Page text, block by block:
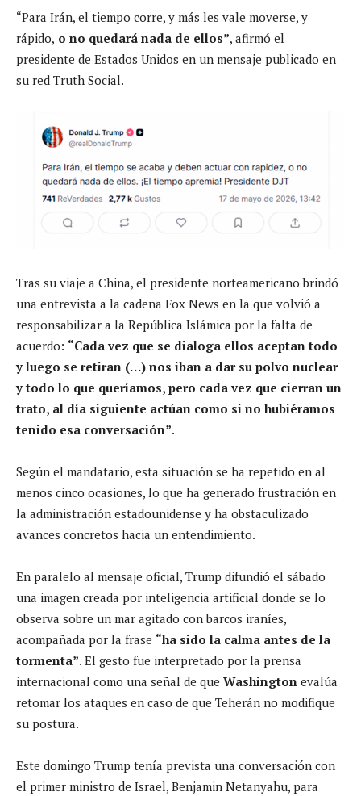
“Para Irán, el tiempo corre, y más les vale moverse, y
rápido, o no quedará nada de ellos”, afirmó el
presidente de Estados Unidos en un mensaje publicado en
su red Truth Social.
Tras su viaje a China, el presidente norteamericano brindó
una entrevista a la cadena Fox News en la que volvió a
responsabilizar a la República Islámica por la falta de
acuerdo: “Cada vez que se dialoga ellos aceptan todo
y luego se retiran (…) nos iban a dar su polvo nuclear
y todo lo que queríamos, pero cada vez que cierran un
trato, al día siguiente actúan como si no hubiéramos
tenido esa conversación”.
Según el mandatario, esta situación se ha repetido en al
menos cinco ocasiones, lo que ha generado frustración en
la administración estadounidense y ha obstaculizado
avances concretos hacia un entendimiento.
En paralelo al mensaje oficial, Trump difundió el sábado
una imagen creada por inteligencia artificial donde se lo
observa sobre un mar agitado con barcos iraníes,
acompañada por la frase “ha sido la calma antes de la
tormenta”. El gesto fue interpretado por la prensa
internacional como una señal de que Washington evalúa
retomar los ataques en caso de que Teherán no modifique
su postura.
Este domingo Trump tenía prevista una conversación con
el primer ministro de Israel, Benjamin Netanyahu, para